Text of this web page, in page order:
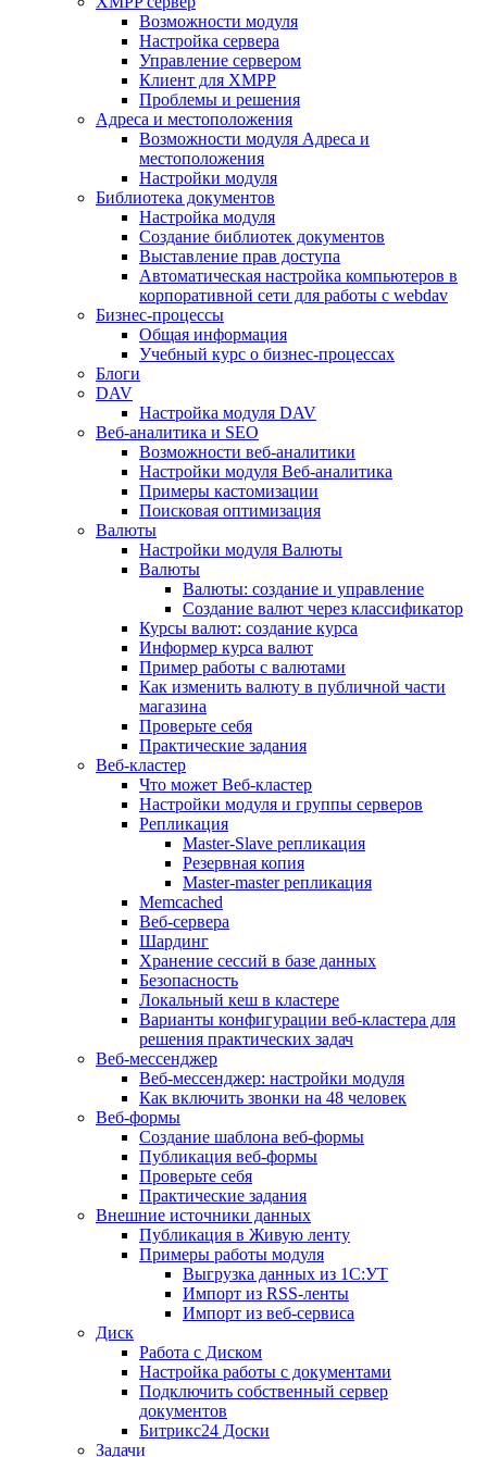
Возможности модуля
Настройка сервера
Управление сервером
Клиент для XMPP
Проблемы и решения
Адреса и местоположения
Возможности модуля Адреса и
местоположения
Настройки модуля
Библиотека документов
Настройка модуля
Создание библиотек документов
Выставление прав доступа
Автоматическая настройка компьютеров в
корпоративной сети для работы с webdav
Бизнес-процессы
Общая информация
Учебный курс о бизнес-процессах
Блоги
DAV
Настройка модуля DAV
Веб-аналитика и SEO
Возможности веб-аналитики
Настройки модуля Веб-аналитика
Примеры кастомизации
Поисковая оптимизация
Валюты
Настройки модуля Валюты
Валюты
Валюты: создание и управление
Создание валют через классификатор
Курсы валют: создание курса
Информер курса валют
Пример работы с валютами
Как изменить валюту в публичной части
магазина
Проверьте себя
Практические задания
Веб-кластер
Что может Веб-кластер
Настройки модуля и группы серверов
Репликация
Master-Slave репликация
Резервная копия
Master-master репликация
Memcached
Веб-сервера
Шардинг
Хранение сессий в базе данных
Безопасность
Локальный кеш в кластере
Варианты конфигурации веб-кластера для
решения практических задач
Веб-мессенджер
Веб-мессенджер: настройки модуля
Как включить звонки на 48 человек
Веб-формы
Создание шаблона веб-формы
Публикация веб-формы
Проверьте себя
Практические задания
Внешние источники данных
Публикация в Живую ленту
Примеры работы модуля
Выгрузка данных из 1С:УТ
Импорт из RSS-ленты
Импорт из веб-сервиса
Диск
Работа с Диском
Настройка работы с документами
Подключить собственный сервер
документов
Битрикс24 Доски
Задачи